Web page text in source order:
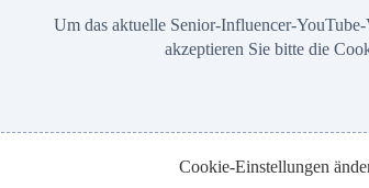
Um das aktuelle Senior-Influencer-
akzeptieren Sie bitte die
Cookie-Einstellungen